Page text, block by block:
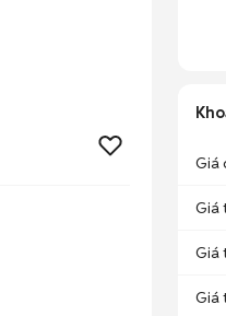
Giá
Giá
Giá
Giá